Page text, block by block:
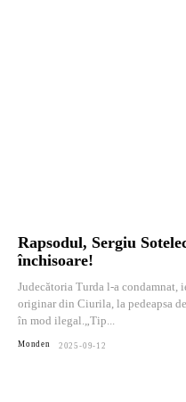
Rapsodul, Sergiu
închisoare!
Judecătoria Turda l-a condamnat,
originar din Ciurila, la pedeapsa
în mod ilegal.„Tip...
Monden 2025-09-12